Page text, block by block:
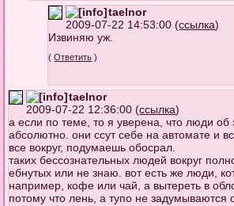
taelnor
2009-07-22 14:53:00 (ссылка)
Извиняю уж.
(Ответить )
taelnor
2009-07-22 12:36:00 (ссылка)
а если по теме, то я уверена, что люди
абсолютно. они ссут себе на автомате и
все вокруг, подумаешь обосрал.
таких бессознательных людей вокруг
ебнутых или не знаю. вот есть же люди,
например, кофе или чай, а вытереть в
потому что лень, а тупо не задумываются